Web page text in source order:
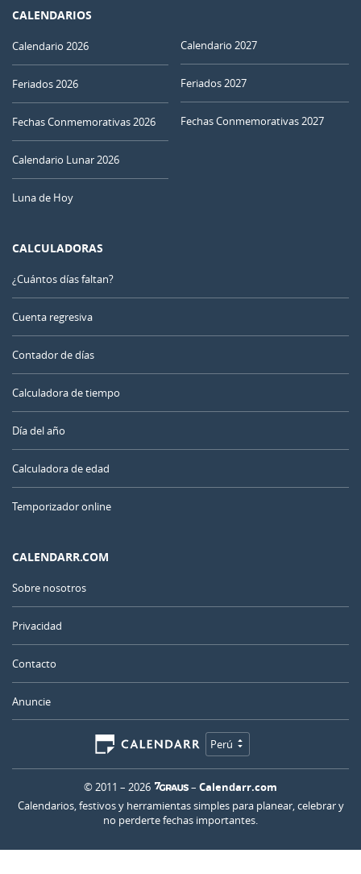
CALENDARIOS
Calendario 2026
Feriados 2026
Fechas Conmemorativas 2026
Calendario Lunar 2026
Luna de Hoy
Calendario 2027
Feriados 2027
Fechas Conmemorativas 2027
CALCULADORAS
¿Cuántos días faltan?
Cuenta regresiva
Contador de días
Calculadora de tiempo
Día del año
Calculadora de edad
Temporizador online
CALENDARR.COM
Sobre nosotros
Privacidad
Contacto
Anuncie
Perú
© 2011 – 2026 – Calendarr.com
Calendarios, festivos y herramientas simples para planear, celebrar y
no perderte fechas importantes.